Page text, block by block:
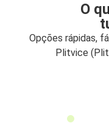
O
Opções rápidas,
Plitvice